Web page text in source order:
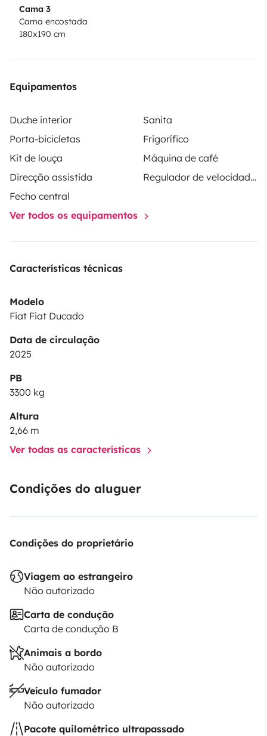
Cama 3
Cama encostada
180x190 cm
Equipamentos
Duche interior
Sanita
Porta-bicicletas
Frigorífico
Kit de louça
Máquina de café
Direcção assistida
Regulador de velocidade / Cruise Control
Fecho central
Ver todos os equipamentos
Características técnicas
Modelo
Fiat Fiat Ducado
Data de circulação
2025
PB
3300 kg
Altura
2,66 m
Ver todas as características
Condições do aluguer
Condições do proprietário
Viagem ao estrangeiro
Não autorizado
Carta de condução
Carta de condução B
Animais a bordo
Não autorizado
Veículo fumador
Não autorizado
Pacote quilométrico ultrapassado